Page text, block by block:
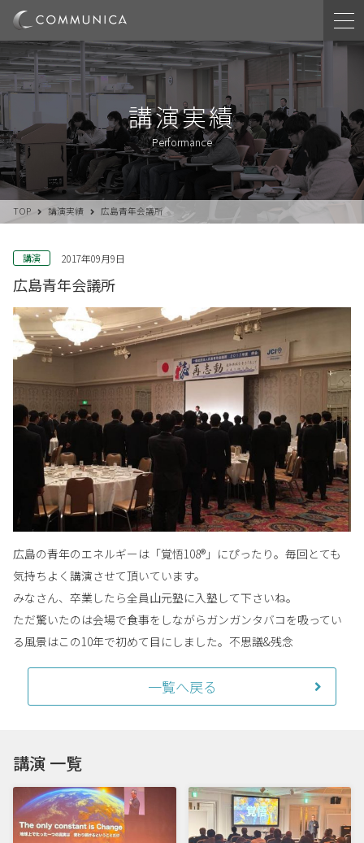
講演実績
Performance
TOP 講演実績 広島青年会議所
講演 2017年09月9日
広島青年会議所
広島の青年のエネルギーは「覚悟108®」にぴったり。毎回とても
気持ちよく講演させて頂いています。
みなさん、卒業したら全員山元塾に入塾して下さいね。
ただ驚いたのは会場で食事をしながらガンガンタバコを吸ってい
る風景はこの10年で初めて目にしました。不思議&残念
一覧へ戻る
講演 一覧